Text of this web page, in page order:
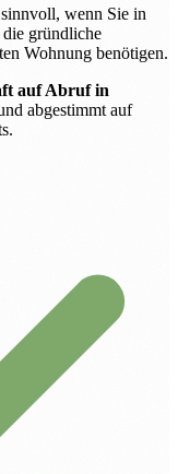
wenn Sie in
gründliche
Wohnung benötigen.
auf Abruf in
abgestimmt auf